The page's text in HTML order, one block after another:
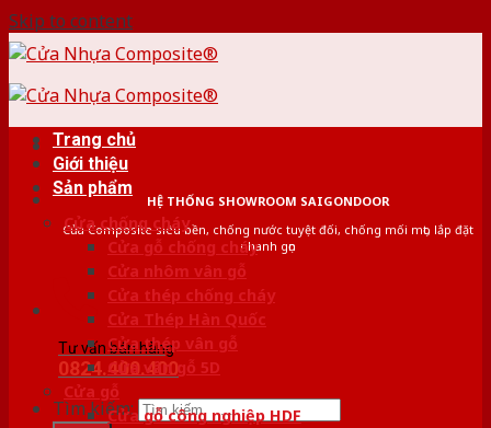
Skip to content
HỆ THỐNG SHOWROOM SAIGONDOOR
Cửa Composite siêu bền, chống nước tuyệt đối, chống mối mọt, lắp đặt
nhanh gọn
Tư vấn bán hàng
0824.400.400
Tìm kiếm:
Trang chủ
Giới thiệu
Sản phẩm
Cửa chống cháy
Cửa gỗ chống cháy
Cửa nhôm vân gỗ
Cửa thép chống cháy
Cửa Thép Hàn Quốc
Cửa thép vân gỗ
Cửa vân gỗ 5D
Cửa gỗ
Cửa gỗ công nghiệp HDF